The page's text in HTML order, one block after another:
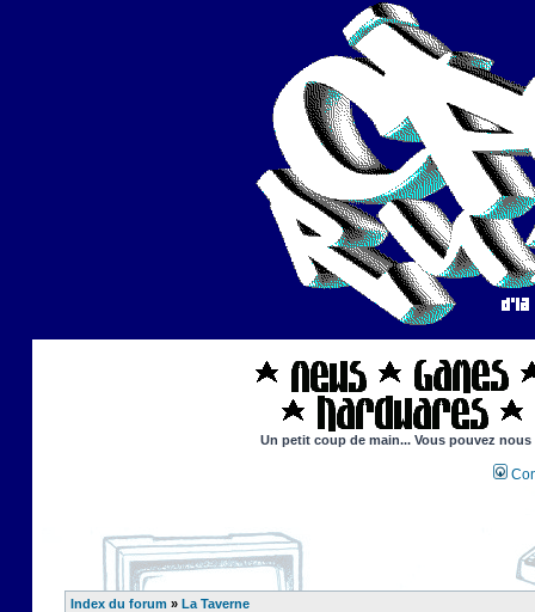
Un petit coup de main... Vous pouvez
Index du forum » La Taverne